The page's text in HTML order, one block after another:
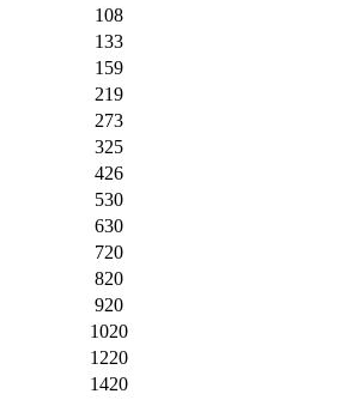
108
133
159
219
273
325
426
530
630
720
820
920
1020
1220
1420